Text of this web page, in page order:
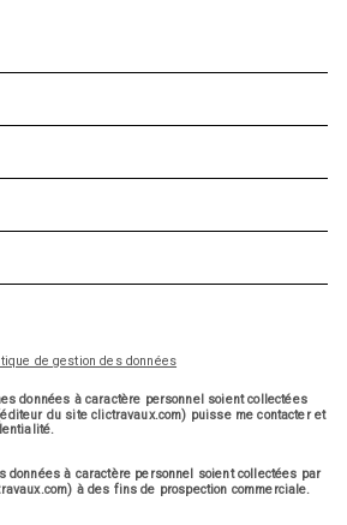
de gestion des données
données à caractère personnel soient collectées
du site clictravaux.com) puisse me contacter et
données à caractère personnel soient collectées par
à des fins de prospection commerciale.